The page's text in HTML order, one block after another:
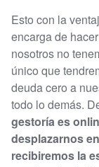
Esto con la
encarga de
nosotros no
único que
deuda cero a
todo lo demás.
gestoría es
desplazarnos
recibiremos la